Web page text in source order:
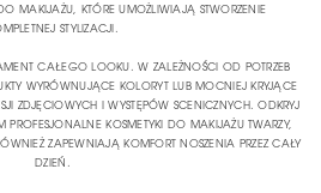
MAKIJAŻU, KTÓRE UMOŻLIWIAJĄ STWORZENIE
STYLIZACJI.
CAŁEGO LOOKU. W ZALEŻNOŚCI OD POTRZEB
WYRÓWNUJĄCE KOLORYT LUB MOCNIEJ KRYJĄCE
ZDJĘCIOWYCH I WYSTĘPÓW SCENICZNYCH. ODKRYJ
PROFESJONALNE KOSMETYKI DO MAKIJAŻU TWARZY,
ZAPEWNIAJĄ KOMFORT NOSZENIA PRZEZ CAŁY
DZIEŃ.